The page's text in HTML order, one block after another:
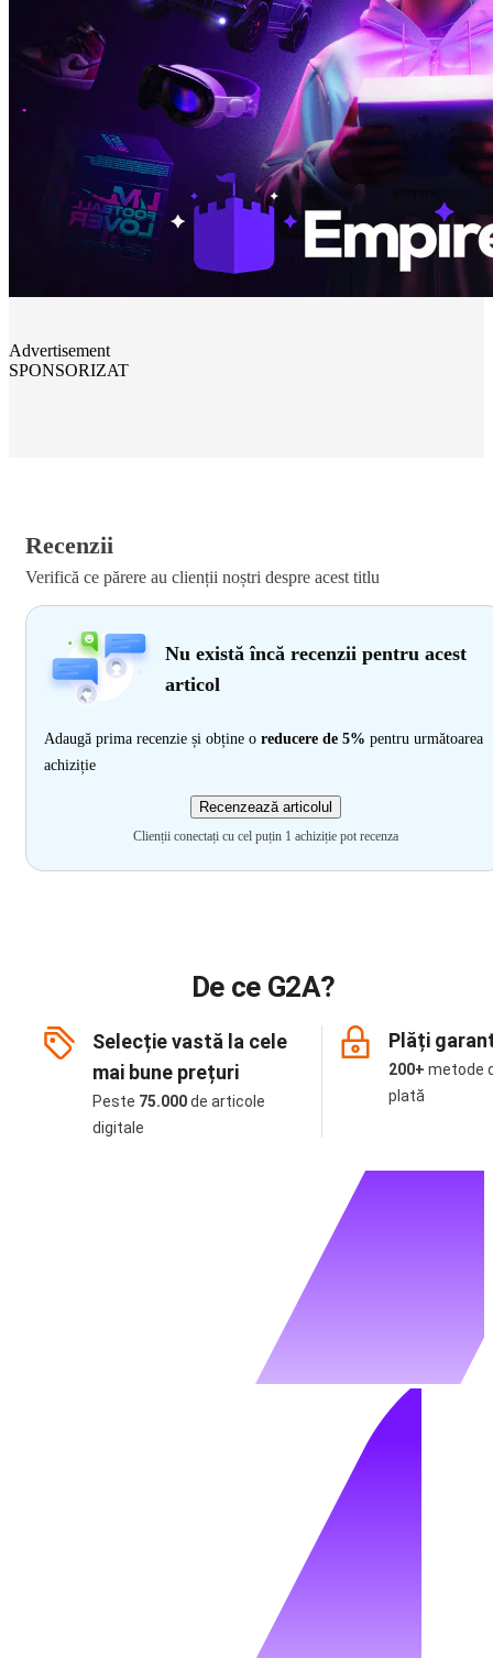
Advertisement
SPONSORIZAT
Recenzii
Verifică ce părere au clienții noștri despre acest titlu
Nu există încă recenzii pentru acest
articol
Adaugă prima recenzie și obține o reducere de 5% pentru următoarea
achiziție
Recenzează articolul
Clienții conectați cu cel puțin 1 achiziție pot recenza
De ce G2A?
Selecție vastă la cele
mai bune prețuri
Peste 75.000de articole
digitale
Plăți
200+ metode
plată